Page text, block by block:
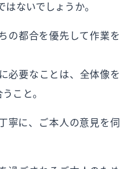
ないでしょうか。
の都合を優先して作業を
必要なことは、全体像を
こと。
寧に、ご本人の意見を伺